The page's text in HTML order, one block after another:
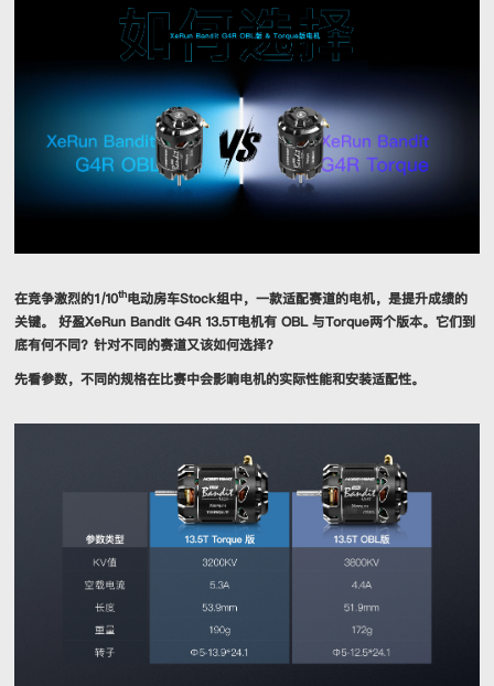
在竞争激烈的1/10th电动房车Stock组中，一款适配赛道的电机，是提升成绩的
关键。 好盈XeRun Bandit G4R 13.5T电机有 OBL 与Torque两个版本。它们到
底有何不同？针对不同的赛道又该如何选择？
先看参数，不同的规格在比赛中会影响电机的实际性能和安装适配性。